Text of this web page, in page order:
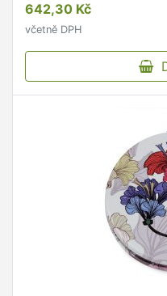
642,30 Kč
včetně DPH